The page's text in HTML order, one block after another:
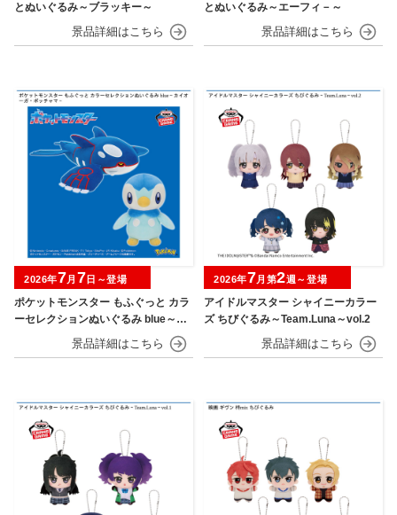
とぬいぐるみ～ブラッキー～
とぬいぐるみ～エーフィ－～
ポケットモンスター もふぐっと カラ
ーセレクションぬいぐるみ blue～カ
イオーガ・ポッチャマ～
2026年7月 7 日～登場
アイドルマスター シャイニーカラー
ズ ちびぐるみ～Team.Luna～vol.2
2026年7月第2週～登場